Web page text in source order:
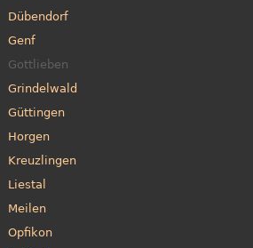
Dübendorf
Genf
Gottlieben
Grindelwald
Güttingen
Horgen
Kreuzlingen
Liestal
Meilen
Opfikon